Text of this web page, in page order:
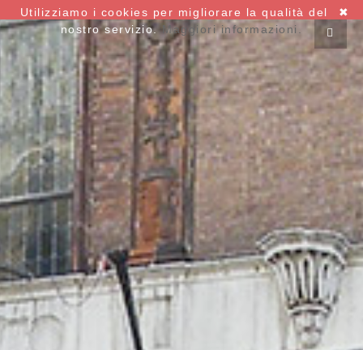
✖
Utilizziamo i cookies per migliorare la qualità del
nostro servizio. Maggiori informazioni.